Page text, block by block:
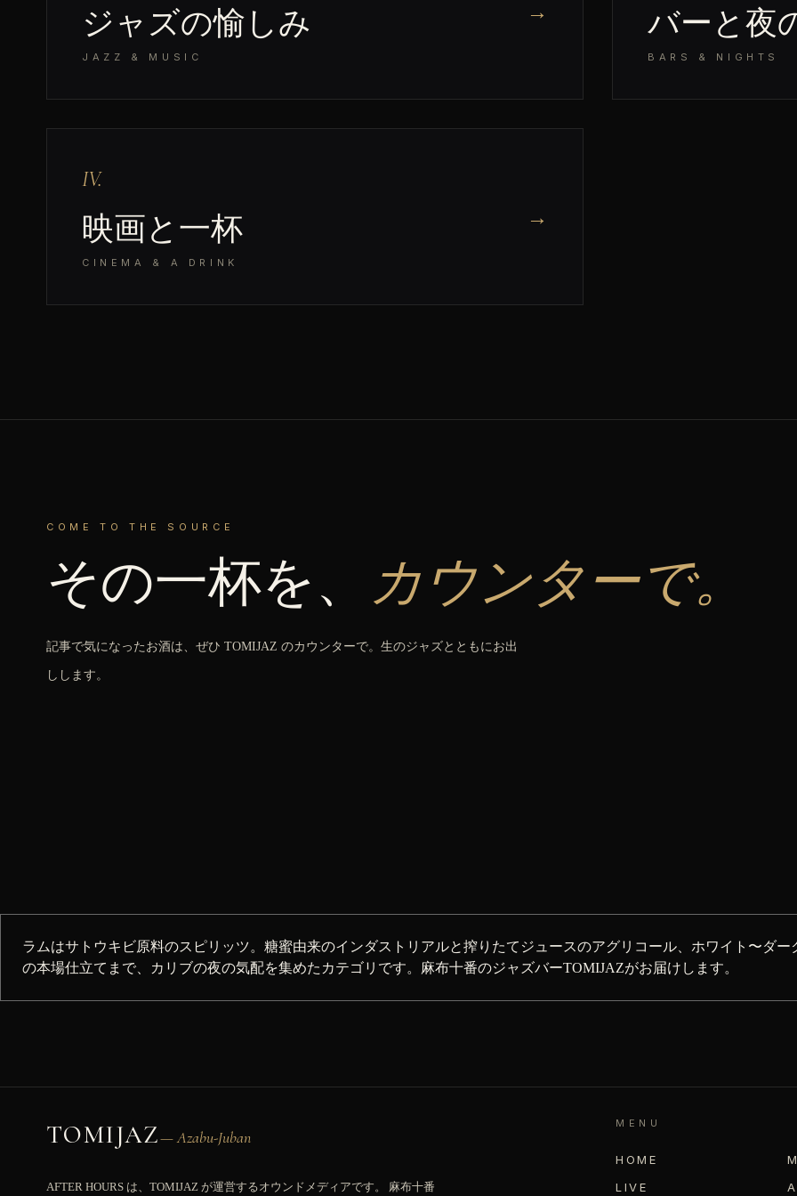
ジャズの愉しみ
JAZZ & MUSIC
→ バーと夜
BARS & NIGHTS
IV.
映画と一杯
CINEMA & A DRINK
→
COME TO THE SOURCE
その一杯を、 カウンターで。
記事で気になったお酒は、ぜひ TOMIJAZ のカウンターで。生のジャズとともにお出
しします。
ラムはサトウキビ原料のスピリッツ。糖蜜由来のインダストリアルと搾りたてジュースのアグリコール、ホワイト〜ダ
の本場仕立てまで、カリブの夜の気配を集めたカテゴリです。麻布十番のジャズバーTOMIJAZがお届けします。
TOMIJAZ— Azabu-Juban
AFTER HOURS は、TOMIJAZ が運営するオウンドメディアです。 麻布十番
MENU
HOME
LIVE